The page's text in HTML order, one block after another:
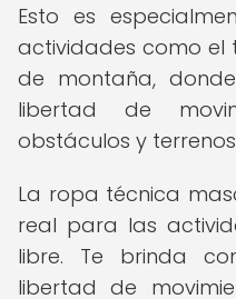
Esto es
actividades como el
de montaña,
libertad de
obstáculos y
La ropa técnica
real para las
libre. Te brinda
libertad de